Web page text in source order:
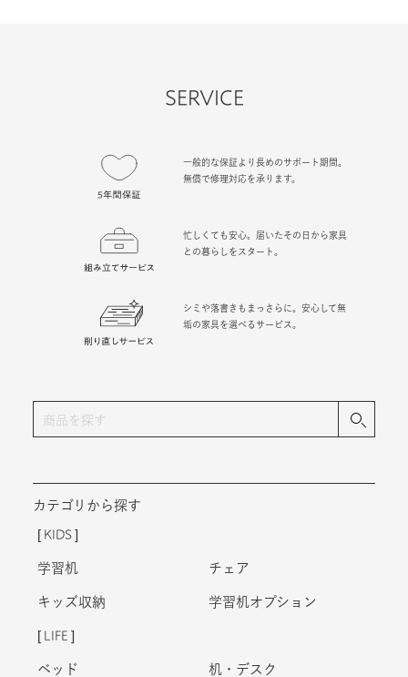
SERVICE
一般的な保証より長めのサポート期間。
無償で修理対応を承ります。
忙しくても安心。届いたその日から家具
との暮らしをスタート。
シミや落書きもまっさらに。安心して無
垢の家具を選べるサービス。
カテゴリから探す
KIDS
学習机 チェア
キッズ収納 学習机オプション
LIFE
ベッド 机・デスク